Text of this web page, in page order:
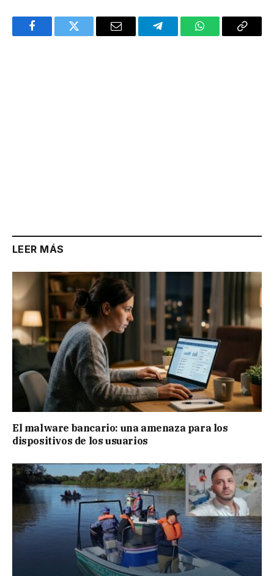
FacebookTwitter Email TelegramWhatsAppCopy
LEER MÁS
El malware bancario: una amenaza para los
dispositivos de los usuarios